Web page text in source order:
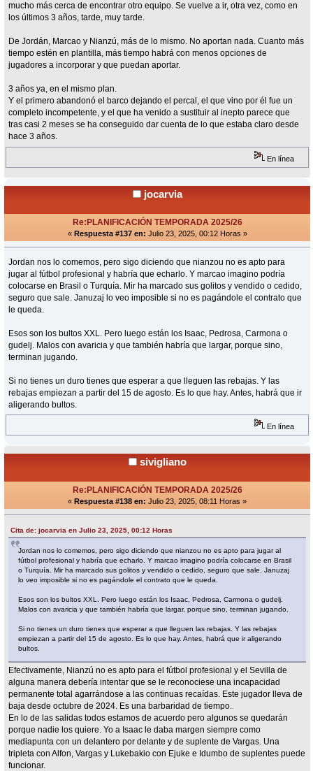
mucho más cerca de encontrar otro equipo. Se vuelve a ir, otra vez, como en
los últimos 3 años, tarde, muy tarde.
De Jordán, Marcao y Nianzú, más de lo mismo. No aportan nada. Cuanto más
tiempo estén en plantilla, más tiempo habrá con menos opciones de
jugadores a incorporar y que puedan aportar.
3 años ya, en el mismo plan.
Y el primero abandonó el barco dejando el percal, el que vino por él fue un
completo incompetente, y el que ha venido a sustituir al inepto parece que
tras casi 2 meses se ha conseguido dar cuenta de lo que estaba claro desde
hace 3 años.
En línea
jocarvia
Re:PLANIFICACIÓN TEMPORADA 2025/26
« Respuesta #137 en: Julio 23, 2025, 00:12 Horas »
Jordan nos lo comemos, pero sigo diciendo que nianzou no es apto para
jugar al fútbol profesional y habría que echarlo. Y marcao imagino podría
colocarse en Brasil o Turquía. Mir ha marcado sus golitos y vendido o cedido,
seguro que sale. Januzaj lo veo imposible si no es pagándole el contrato que
le queda.
Esos son los bultos XXL. Pero luego están los Isaac, Pedrosa, Carmona o
gudelj. Malos con avaricia y que también habría que largar, porque sino,
terminan jugando.
Si no tienes un duro tienes que esperar a que lleguen las rebajas. Y las
rebajas empiezan a partir del 15 de agosto. Es lo que hay. Antes, habrá que ir
aligerando bultos.
En línea
sivigliano
Re:PLANIFICACIÓN TEMPORADA 2025/26
« Respuesta #138 en: Julio 23, 2025, 08:11 Horas »
Cita de: jocarvia en Julio 23, 2025, 00:12 Horas
Jordan nos lo comemos, pero sigo diciendo que nianzou no es apto para jugar al
fútbol profesional y habría que echarlo. Y marcao imagino podría colocarse en Brasil
o Turquía. Mir ha marcado sus golitos y vendido o cedido, seguro que sale. Januzaj
lo veo imposible si no es pagándole el contrato que le queda.
Esos son los bultos XXL. Pero luego están los Isaac, Pedrosa, Carmona o gudelj.
Malos con avaricia y que también habría que largar, porque sino, terminan jugando.
Si no tienes un duro tienes que esperar a que lleguen las rebajas. Y las rebajas
empiezan a partir del 15 de agosto. Es lo que hay. Antes, habrá que ir aligerando
bultos.
Efectivamente, Nianzú no es apto para el fútbol profesional y el Sevilla de
alguna manera debería intentar que se le reconociese una incapacidad
permanente total agarrándose a las continuas recaídas. Este jugador lleva de
baja desde octubre de 2024. Es una barbaridad de tiempo.
En lo de las salidas todos estamos de acuerdo pero algunos se quedarán
porque nadie los quiere. Yo a Isaac le daba margen siempre como
mediapunta con un delantero por delante y de suplente de Vargas. Una
tripleta con Alfon, Vargas y Lukebakio con Ejuke e Idumbo de suplentes puede
funcionar.